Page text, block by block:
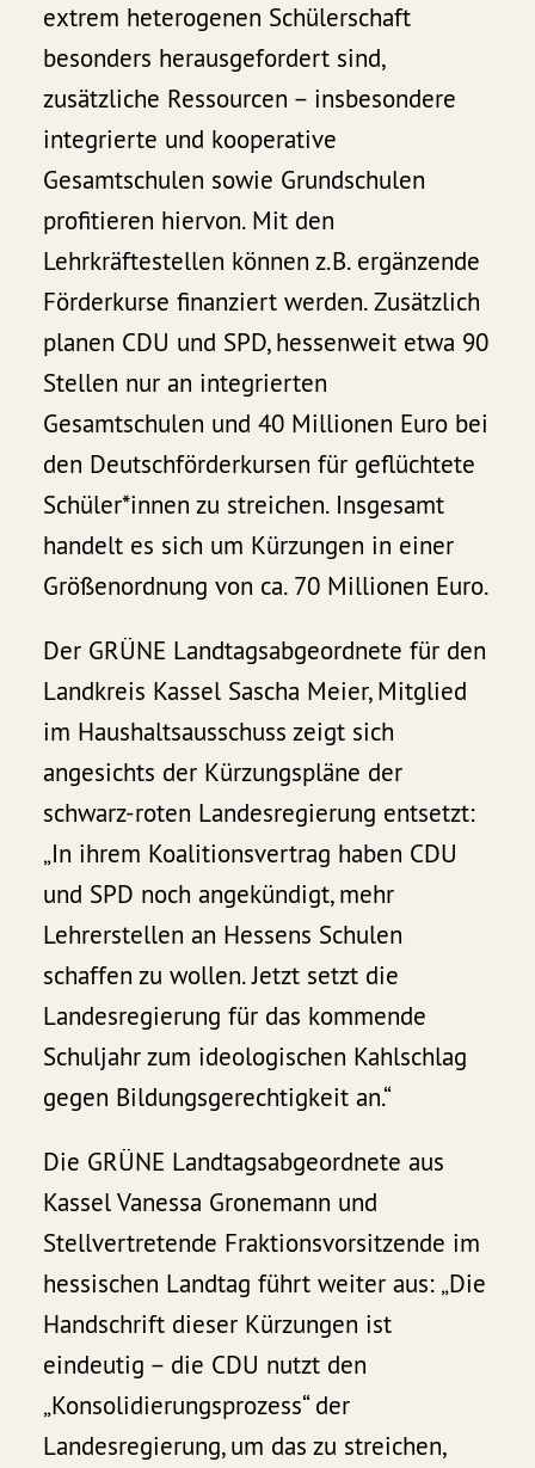
extrem heterogenen Schülerschaft
besonders herausgefordert sind,
zusätzliche Ressourcen – insbesondere
integrierte und kooperative
Gesamtschulen sowie Grundschulen
profitieren hiervon. Mit den
Lehrkräftestellen können z.B. ergänzende
Förderkurse finanziert werden. Zusätzlich
planen CDU und SPD, hessenweit etwa 90
Stellen nur an integrierten
Gesamtschulen und 40 Millionen Euro bei
den Deutschförderkursen für geflüchtete
Schüler*innen zu streichen. Insgesamt
handelt es sich um Kürzungen in einer
Größenordnung von ca. 70 Millionen Euro.
Der GRÜNE Landtagsabgeordnete für den
Landkreis Kassel Sascha Meier, Mitglied
im Haushaltsausschuss zeigt sich
angesichts der Kürzungspläne der
schwarz-roten Landesregierung entsetzt:
„In ihrem Koalitionsvertrag haben CDU
und SPD noch angekündigt, mehr
Lehrerstellen an Hessens Schulen
schaffen zu wollen. Jetzt setzt die
Landesregierung für das kommende
Schuljahr zum ideologischen Kahlschlag
gegen Bildungsgerechtigkeit an.“
Die GRÜNE Landtagsabgeordnete aus
Kassel Vanessa Gronemann und
Stellvertretende Fraktionsvorsitzende im
hessischen Landtag führt weiter aus: „Die
Handschrift dieser Kürzungen ist
eindeutig – die CDU nutzt den
„Konsolidierungsprozess“ der
Landesregierung, um das zu streichen,